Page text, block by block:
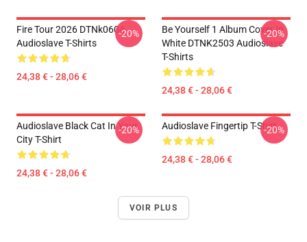
Fire Tour 2026 DTNk0604
Audioslave T-Shirts
24,38 € - 28,06 €
-20%
Be Yourself 1 Album Cover In
White DTNK2503 Audioslave
T-Shirts
24,38 € - 28,06 €
-20%
Audioslave Black Cat In Your
City T-Shirt
24,38 € - 28,06 €
-20% Audioslave Fingertip T-Shirt
24,38 € - 28,06 €
-20%
VOIR PLUS